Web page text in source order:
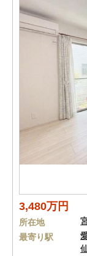
3,480万円
所在地
最寄り駅